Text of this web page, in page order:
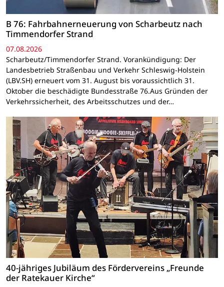
B 76: Fahrbahnerneuerung von Scharbeutz nach
Timmendorfer Strand
07.08.2026
Scharbeutz/Timmendorfer Strand. Vorankündigung: Der
Landesbetrieb Straßenbau und Verkehr Schleswig-Holstein
(LBV.SH) erneuert vom 31. August bis voraussichtlich 31.
Oktober die beschädigte Bundesstraße 76.Aus Gründen der
Verkehrssicherheit, des Arbeitsschutzes und der…
40-jähriges Jubiläum des Fördervereins „Freunde
der Ratekauer Kirche“